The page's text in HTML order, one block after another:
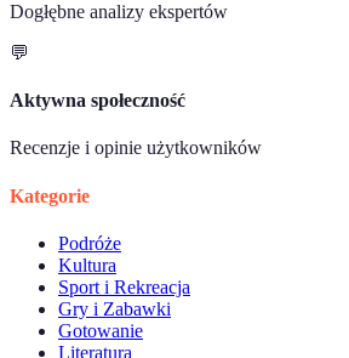
Dogłębne analizy ekspertów
💬
Aktywna społeczność
Recenzje i opinie użytkowników
Kategorie
Podróże
Kultura
Sport i Rekreacja
Gry i Zabawki
Gotowanie
Literatura